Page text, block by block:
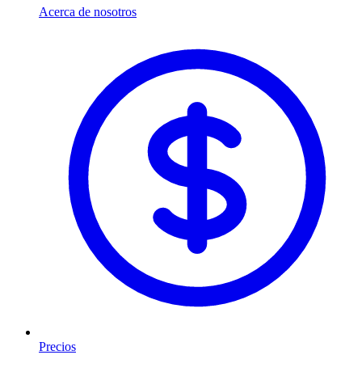
Acerca de nosotros
Precios